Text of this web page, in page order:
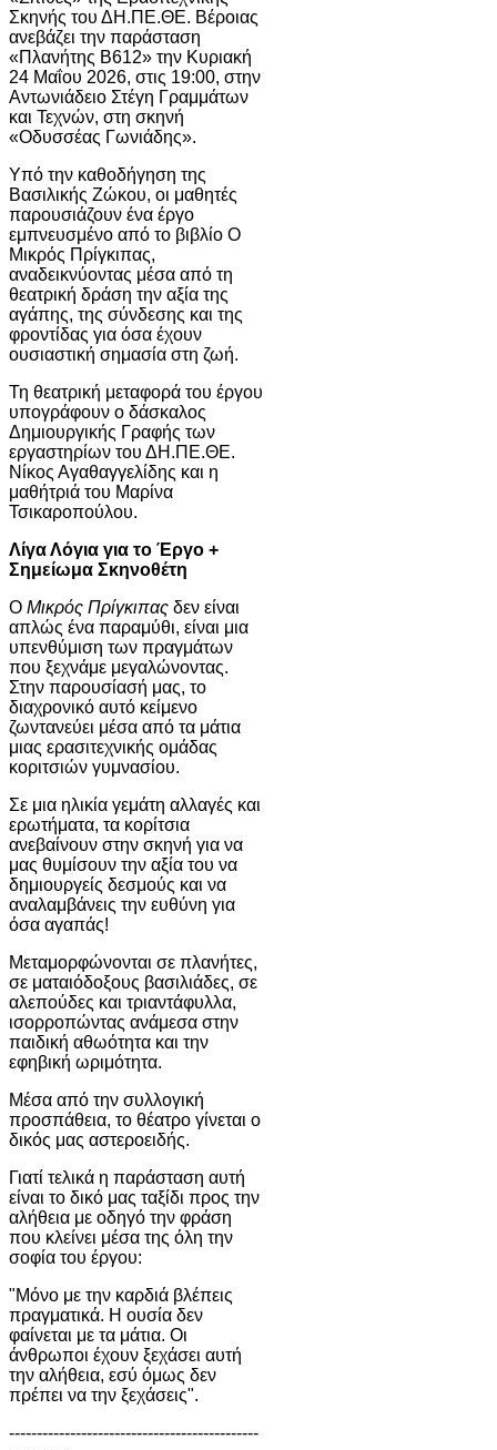
Σκηνής του ΔΗ.ΠΕ.ΘΕ. Βέροιας
ανεβάζει την παράσταση
«Πλανήτης Β612» την Κυριακή
24 Μαΐου 2026, στις 19:00, στην
Αντωνιάδειο Στέγη Γραμμάτων
και Τεχνών, στη σκηνή
«Οδυσσέας Γωνιάδης».
Υπό την καθοδήγηση της
Βασιλικής Ζώκου, οι μαθητές
παρουσιάζουν ένα έργο
εμπνευσμένο από το βιβλίο Ο
Μικρός Πρίγκιπας,
αναδεικνύοντας μέσα από τη
θεατρική δράση την αξία της
αγάπης, της σύνδεσης και της
φροντίδας για όσα έχουν
ουσιαστική σημασία στη ζωή.
Τη θεατρική μεταφορά του έργου
υπογράφουν ο δάσκαλος
Δημιουργικής Γραφής των
εργαστηρίων του ΔΗ.ΠΕ.ΘΕ.
Νίκος Αγαθαγγελίδης και η
μαθήτριά του Μαρίνα
Τσικαροπούλου.
Λίγα Λόγια για το Έργο +
Σημείωμα Σκηνοθέτη
Ο Μικρός Πρίγκιπας δεν είναι
απλώς ένα παραμύθι, είναι μια
υπενθύμιση των πραγμάτων
που ξεχνάμε μεγαλώνοντας.
Στην παρουσίασή μας, το
διαχρονικό αυτό κείμενο
ζωντανεύει μέσα από τα μάτια
μιας ερασιτεχνικής ομάδας
κοριτσιών γυμνασίου.
Σε μια ηλικία γεμάτη αλλαγές και
ερωτήματα, τα κορίτσια
ανεβαίνουν στην σκηνή για να
μας θυμίσουν την αξία του να
δημιουργείς δεσμούς και να
αναλαμβάνεις την ευθύνη για
όσα αγαπάς!
Μεταμορφώνονται σε πλανήτες,
σε ματαιόδοξους βασιλιάδες, σε
αλεπούδες και τριαντάφυλλα,
ισορροπώντας ανάμεσα στην
παιδική αθωότητα και την
εφηβική ωριμότητα.
Μέσα από την συλλογική
προσπάθεια, το θέατρο γίνεται ο
δικός μας αστεροειδής.
Γιατί τελικά η παράσταση αυτή
είναι το δικό μας ταξίδι προς την
αλήθεια με οδηγό την φράση
που κλείνει μέσα της όλη την
σοφία του έργου:
"Μόνο με την καρδιά βλέπεις
πραγματικά. Η ουσία δεν
φαίνεται με τα μάτια. Οι
άνθρωποι έχουν ξεχάσει αυτή
την αλήθεια, εσύ όμως δεν
πρέπει να την ξεχάσεις".
---------------------------------------------